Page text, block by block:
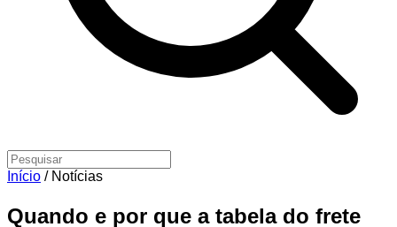
Início / Notícias
Quando e por que a tabela do frete